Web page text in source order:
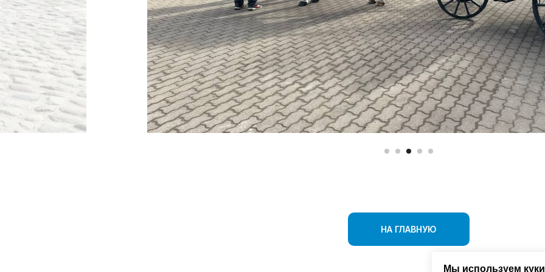
НА ГЛАВНУЮ
Мы используем куки